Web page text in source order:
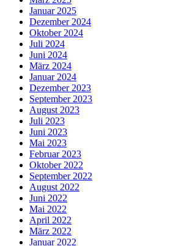
Januar 2025
Dezember 2024
Oktober 2024
Juli 2024
Juni 2024
März 2024
Januar 2024
Dezember 2023
September 2023
August 2023
Juli 2023
Juni 2023
Mai 2023
Februar 2023
Oktober 2022
September 2022
August 2022
Juni 2022
Mai 2022
April 2022
März 2022
Januar 2022